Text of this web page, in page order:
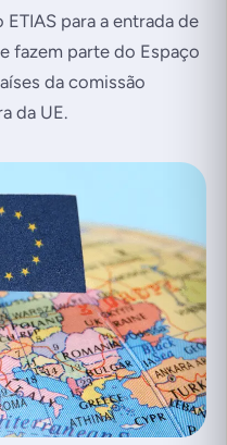
para a entrada de
fazem parte do Espaço
da comissão
da UE.